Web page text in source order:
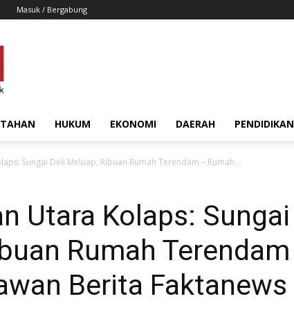
Masuk / Bergabung
HUKUM EKONOMI DAERAH PENDIDIKAN
Sungai Deli Meluap, Ribuan Rumah Terendam – Rumah...
Utara Kolaps: Sungai
Rumah Terendam
Berita Faktanews